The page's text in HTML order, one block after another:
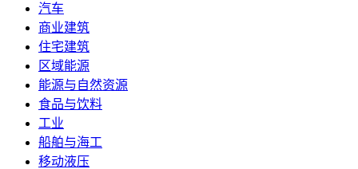
汽车
商业建筑
住宅建筑
区域能源
能源与自然资源
食品与饮料
工业
船舶与海工
移动液压